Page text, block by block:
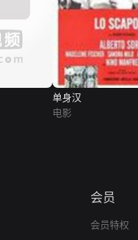
单身汉
电影
会员
会员特权